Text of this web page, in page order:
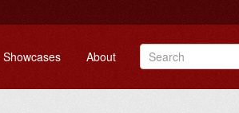
Showcases About